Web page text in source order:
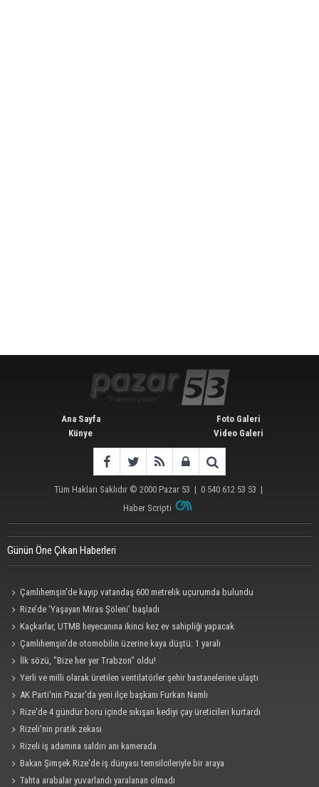
Ana Sayfa
Künye
Foto Galeri
Video Galeri
Tüm Hakları Saklıdır © 2000 Pazar 53 | 0 540 612 53 53 |
Haber Scripti
Günün Öne Çıkan Haberleri
Çamlıhemşin'de kayıp vatandaş 600 metrelik uçurumda bulundu
Rize’de ‘Yaşayan Miras Şöleni’ başladı
Kaçkarlar, UTMB heyecanına ikinci kez ev sahipliği yapacak
Çamlıhemşin'de otomobilin üzerine kaya düştü: 1 yaralı
İlk sözü, "Bize her yer Trabzon" oldu!
Yerli ve milli olarak üretilen ventilatörler şehir hastanelerine ulaştı
AK Parti'nin Pazar'da yeni ilçe başkanı Furkan Namlı
Rize'de 4 gündür boru içinde sıkışan kediyi çay üreticileri kurtardı
Rizeli'nin pratik zekası
Rizeli iş adamına saldırı anı kamerada
Bakan Şimşek Rize'de iş dünyası temsilcileriyle bir araya
Tahta arabalar yuvarlandı yaralanan olmadı